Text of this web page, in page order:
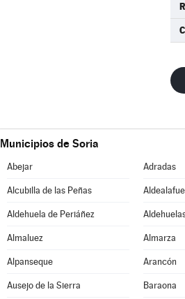
Municipios de Soria
Abejar Adradas
Alcubilla de las Peñas
Aldehuela de Periáñez
Almaluez Almarza
Alpanseque Arancón
Ausejo de la Sierra Baraona